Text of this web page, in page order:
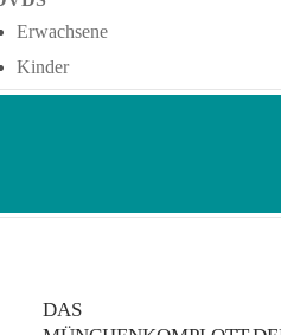
Erwachsene
Kinder
DAS